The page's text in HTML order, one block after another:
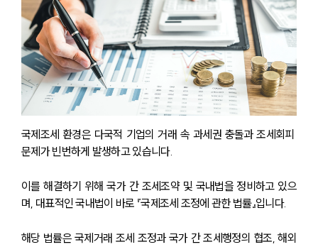
국제조세 환경은 다국적 기업의 거래 속 과세권 충돌과 조세회피
문제가 빈번하게 발생하고 있습니다.
이를 해결하기 위해 국가 간 조세조약 및 국내법을 정비하고 있으
며, 대표적인 국내법이 바로 『국제조세 조정에 관한 법률』입니다.
해당 법률은 국제거래 조세 조정과 국가 간 조세행정의 협조, 해외